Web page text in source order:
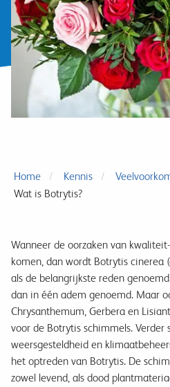
Home Kennis
Wat is Botrytis?
Wanneer de oorzaken van
komen, dan wordt Botrytis cinerea
als de belangrijkste reden
dan in één adem genoemd. Maar
Chrysanthemum, Gerbera en
voor de Botrytis schimmels. Verder
weersgesteldheid en
het optreden van Botrytis. De
zowel levend, als dood